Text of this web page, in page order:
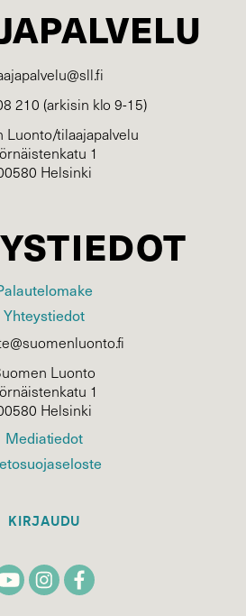
210 (arkisin klo 9-15)
Luonto/tilaajapalvelu
1
Helsinki
Yhteystiedot
Luonto
1
Helsinki
Mediatiedot
KIRJAUDU